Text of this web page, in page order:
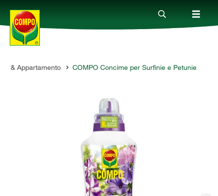
Prodotti
& Appartamento COMPO Concime per Surfinie e Petunie